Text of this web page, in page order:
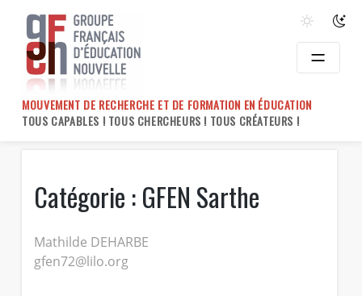
content
MOUVEMENT DE RECHERCHE ET DE FORMATION EN ÉDUCATION
TOUS CAPABLES ! TOUS CHERCHEURS ! TOUS CRÉATEURS !
Catégorie :GFEN Sarthe
Mathilde DEHARBE
gfen72@lilo.org